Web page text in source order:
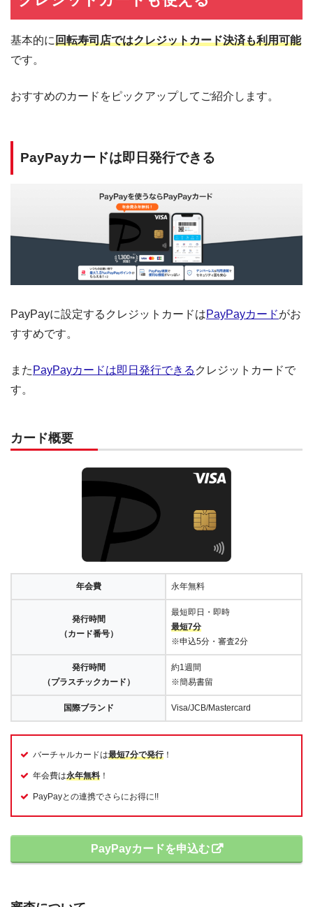
基本的に回転寿司店ではクレジットカード決済も利用可能
です。
おすすめのカードをピックアップしてご紹介します。
PayPayカードは即日発行できる
PayPayに設定するクレジットカードはPayPayカードがお
すすめです。
また PayPayカードは即日発行できる クレジットカードで
す。
カード概要
年会費 永年無料
発行時間
（カード番号）
最短即日・即時
最短7分
※申込5分・審査2分
発行時間
（プラスチックカード）
約1週間
※簡易書留
国際ブランド Visa/JCB/Mastercard
バーチャルカードは最短7分で発行！
年会費は永年無料 ！
PayPayとの連携でさらにお得に!!
PayPayカードを申込む